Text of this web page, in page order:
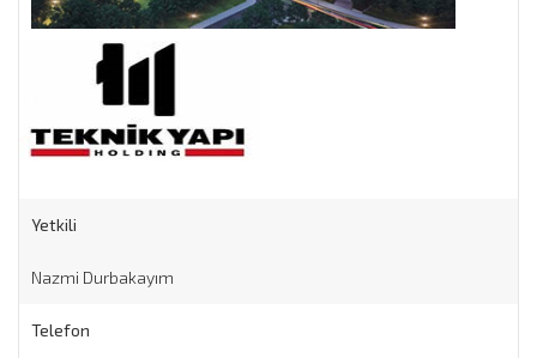
Yetkili
Nazmi Durbakayım
Telefon